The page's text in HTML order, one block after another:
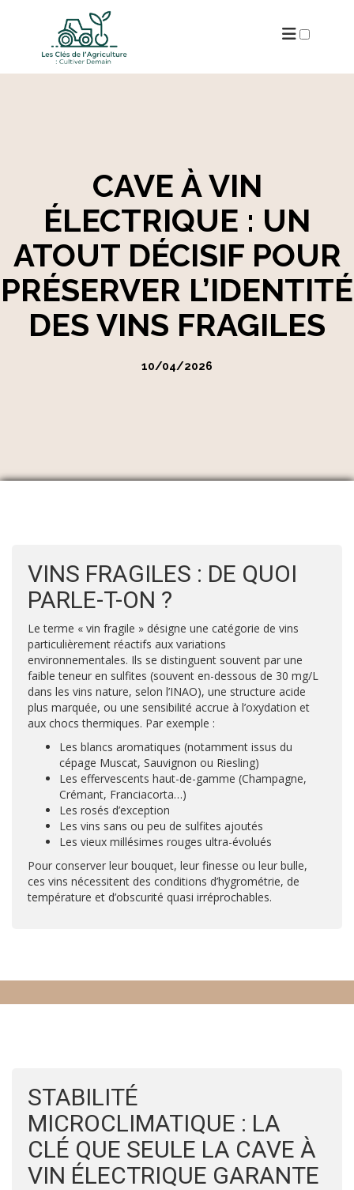
CAVE À VIN
ÉLECTRIQUE : UN
ATOUT DÉCISIF POUR
PRÉSERVER L’IDENTITÉ
DES VINS FRAGILES
10/04/2026
VINS FRAGILES : DE QUOI
PARLE-T-ON ?
Le terme « vin fragile » désigne une catégorie de vins
particulièrement réactifs aux variations
environnementales. Ils se distinguent souvent par une
faible teneur en sulfites (souvent en-dessous de 30 mg/L
dans les vins nature, selon l’INAO), une structure acide
plus marquée, ou une sensibilité accrue à l’oxydation et
aux chocs thermiques. Par exemple :
Les blancs aromatiques (notamment issus du
cépage Muscat, Sauvignon ou Riesling)
Les effervescents haut-de-gamme (Champagne,
Crémant, Franciacorta…)
Les rosés d’exception
Les vins sans ou peu de sulfites ajoutés
Les vieux millésimes rouges ultra-évolués
Pour conserver leur bouquet, leur finesse ou leur bulle,
ces vins nécessitent des conditions d’hygrométrie, de
température et d’obscurité quasi irréprochables.
STABILITÉ
MICROCLIMATIQUE : LA
CLÉ QUE SEULE LA CAVE À
VIN ÉLECTRIQUE GARANTE